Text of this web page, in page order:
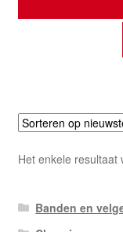
Het enkele resultaat
Banden en